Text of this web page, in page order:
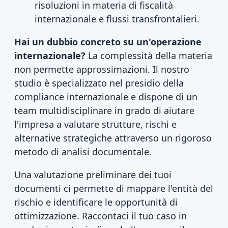
risoluzioni in materia di fiscalità
internazionale e flussi transfrontalieri.
Hai un dubbio concreto su un'operazione
internazionale? La complessità della materia
non permette approssimazioni. Il nostro
studio è specializzato nel presidio della
compliance internazionale e dispone di un
team multidisciplinare in grado di aiutare
l'impresa a valutare strutture, rischi e
alternative strategiche attraverso un rigoroso
metodo di analisi documentale.
Una valutazione preliminare dei tuoi
documenti ci permette di mappare l'entità del
rischio e identificare le opportunità di
ottimizzazione. Raccontaci il tuo caso in